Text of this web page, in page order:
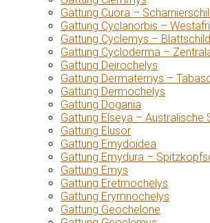
Gattung Cuora –
Gattung Cyclanorbis –
Gattung Cyclemys –
Gattung Cycloderma –
Gattung Deirochelys
Gattung Dermatemys –
Gattung Dermochelys
Gattung Dogania
Gattung Elseya – Australische
Gattung Elusor
Gattung Emydoidea
Gattung Emydura –
Gattung Emys
Gattung Eretmochelys
Gattung Erymnochelys
Gattung Geochelone